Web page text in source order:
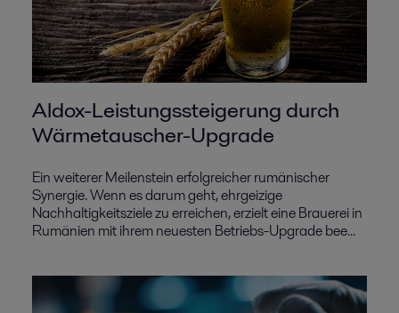
Aldox-Leistungssteigerung durch
Wärmetauscher-Upgrade
Ein weiterer Meilenstein erfolgreicher rumänischer
Synergie. Wenn es darum geht, ehrgeizige
Nachhaltigkeitsziele zu erreichen, erzielt eine Brauerei in
Rumänien mit ihrem neuesten Betriebs-Upgrade bee...